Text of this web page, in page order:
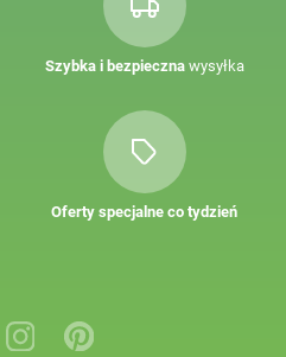
Szybka i bezpiecznawysyłka
Oferty specjalne co tydzień